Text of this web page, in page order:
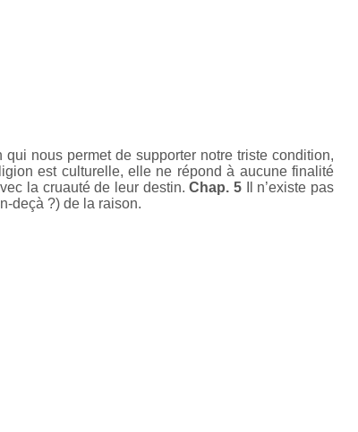
nous permet de supporter notre triste condition,
est culturelle, elle ne répond à aucune finalité
la cruauté de leur destin.Chap. 5
Il n’existe pas
deçà ?) de la raison.